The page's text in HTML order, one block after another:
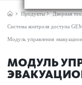
Продукты Дверная
Система контроля доступа
Модуль управления
МОДУЛЬ